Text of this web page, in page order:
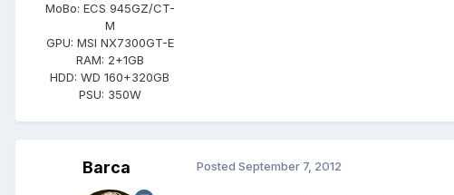
MoBo: ECS 945GZ/CT-
M
GPU: MSI NX7300GT-E
RAM: 2+1GB
HDD: WD 160+320GB
PSU: 350W
Barca Posted September 7, 2012